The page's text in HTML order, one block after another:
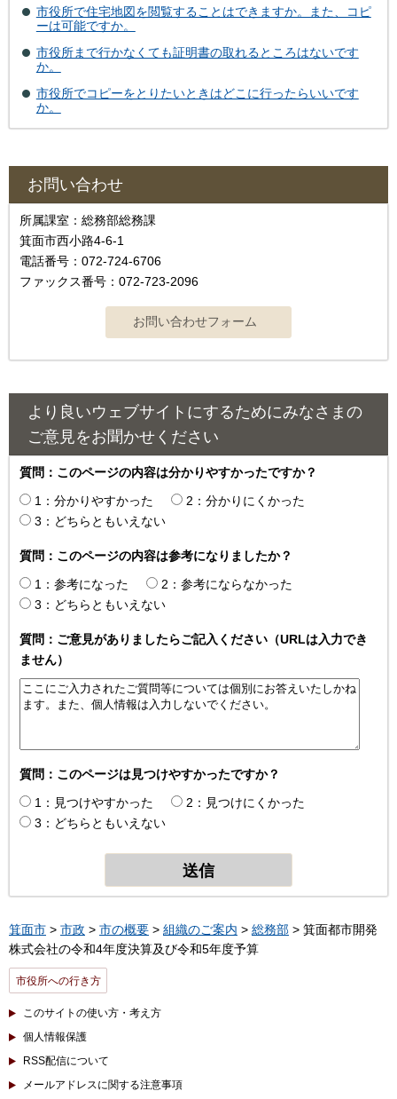
市役所で住宅地図を閲覧することはできますか。また、コピ
ーは可能ですか。
市役所まで行かなくても証明書の取れるところはないです
か。
市役所でコピーをとりたいときはどこに行ったらいいです
か。
お問い合わせ
所属課室：総務部総務課
箕面市西小路4‐6‐1
電話番号：072-724-6706
ファックス番号：072-723-2096
より良いウェブサイトにするためにみなさまの
ご意見をお聞かせください
質問：このページの内容は分かりやすかったですか？
1：分かりやすかった
2：分かりにくかった
3：どちらともいえない
質問：このページの内容は参考になりましたか？
1：参考になった
2：参考にならなかった
3：どちらともいえない
質問：ご意見がありましたらご記入ください（URLは入力でき
ません）
質問：このページは見つけやすかったですか？
1：見つけやすかった
2：見つけにくかった
3：どちらともいえない
箕面市 > 市政 > 市の概要 > 組織のご案内 > 総務部 > 箕面都市開発
株式会社の令和4年度決算及び令和5年度予算
市役所への行き方
このサイトの使い方・考え方
個人情報保護
RSS配信について
メールアドレスに関する注意事項